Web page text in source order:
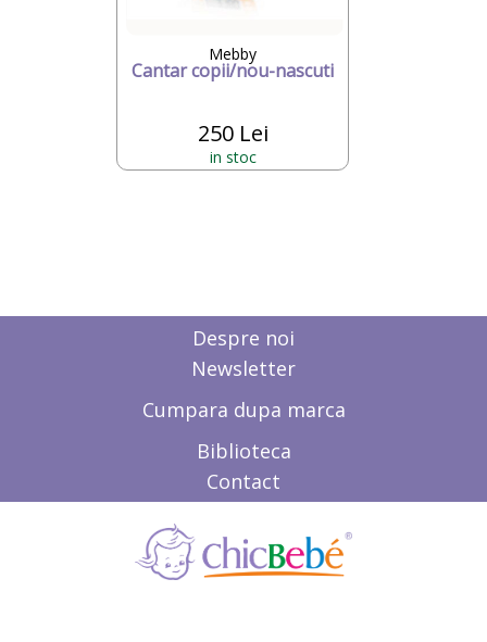
Mebby
Cantar copii/nou-nascuti
250 Lei
in stoc
Despre noi
Newsletter
Cumpara dupa marca
Biblioteca
Contact